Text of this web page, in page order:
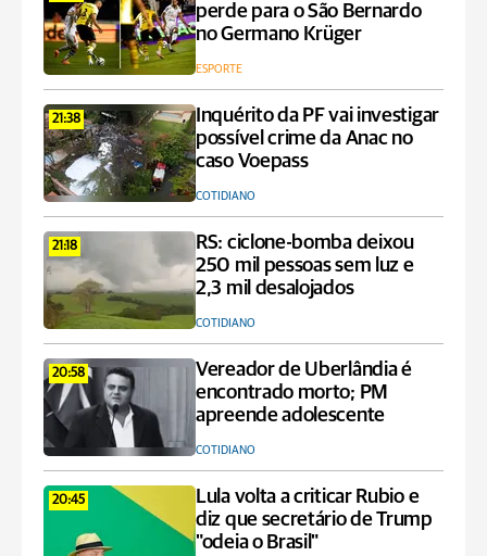
perde para o São Bernardo
no Germano Krüger
ESPORTE
21:38
Inquérito da PF vai investigar
possível crime da Anac no
caso Voepass
COTIDIANO
21:18
RS: ciclone-bomba deixou
250 mil pessoas sem luz e
2,3 mil desalojados
COTIDIANO
20:58
Vereador de Uberlândia é
encontrado morto; PM
apreende adolescente
COTIDIANO
20:45
Lula volta a criticar Rubio e
diz que secretário de Trump
"odeia o Brasil"